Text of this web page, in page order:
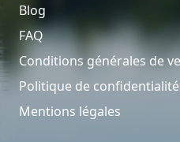
Blog
FAQ
Conditions générales de
Politique de confidentialité
Mentions légales